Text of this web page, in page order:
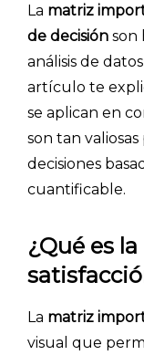
La matriz
de decisión son
análisis de
artículo te
se aplican en
son tan
decisiones
cuantificable.
¿Qué es
La matriz
visual que